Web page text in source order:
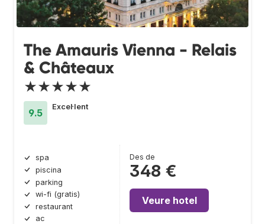
The Amauris Vienna - Relais
& Châteaux
★★★★★
9.5
Excel·lent
spa
piscina
parking
wi-fi (gratis)
restaurant
ac
Des de
348 €
Veure hotel